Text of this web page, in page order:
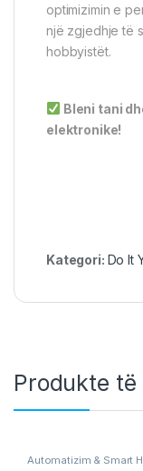
optimizimin e
një zgjedhje të
hobbyistët.
Bleni tani
elektronike!
Kategori: Do It
Produkte të
Automatizim & Smart